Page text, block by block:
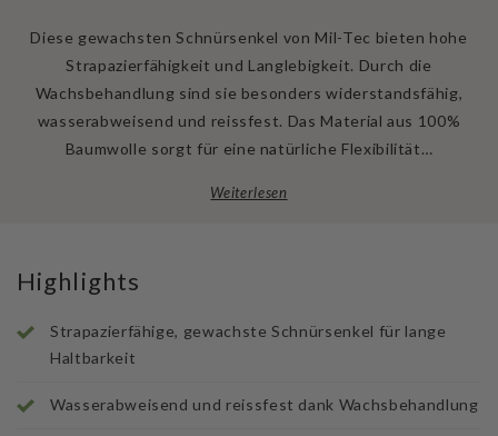
Diese gewachsten Schnürsenkel von Mil-Tec bieten hohe
Strapazierfähigkeit und Langlebigkeit. Durch die
Wachsbehandlung sind sie besonders widerstandsfähig,
wasserabweisend und reissfest. Das Material aus 100%
Baumwolle sorgt für eine natürliche Flexibilität…
Weiterlesen
Highlights
Strapazierfähige, gewachste Schnürsenkel für lange
Haltbarkeit
Wasserabweisend und reissfest dank Wachsbehandlung